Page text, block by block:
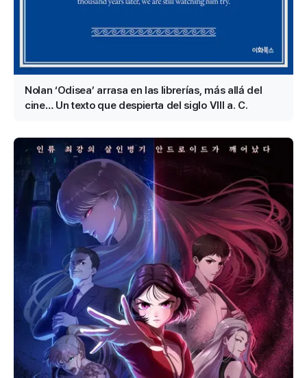
Nolan ‘Odisea’ arrasa en las librerías, más allá del
cine… Un texto que despierta del siglo VIII a. C.